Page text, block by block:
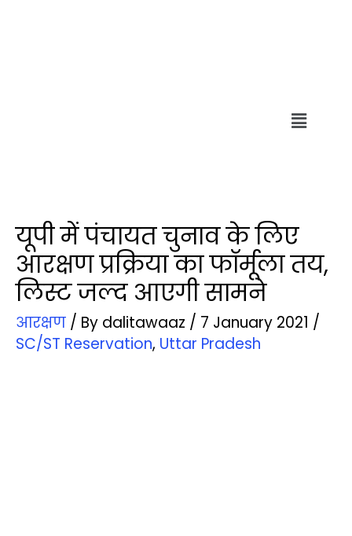
यूपी में पंचायत चुनाव के लिए
आरक्षण प्रक्रिया का फॉर्मूला तय,
लिस्ट जल्द आएगी सामने
आरक्षण / By dalitawaaz / 7 January 2021 /
SC/ST Reservation, Uttar Pradesh